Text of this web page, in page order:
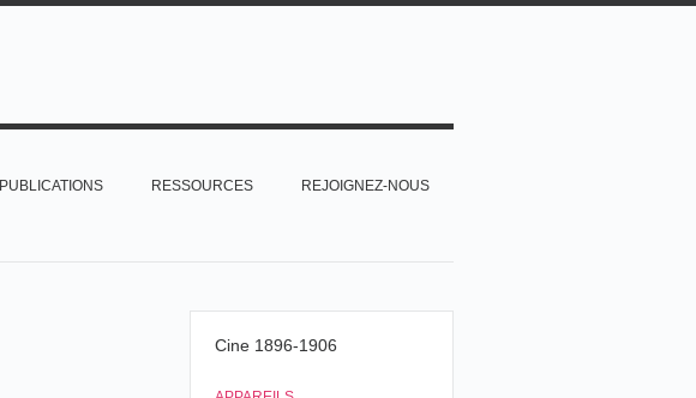
PUBLICATIONS RESSOURCES REJOIGNEZ-NOUS
Cine 1896-1906